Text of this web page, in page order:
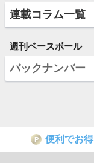
連載コラム一覧
週刊ベースボール
バックナンバー
P 便利でお